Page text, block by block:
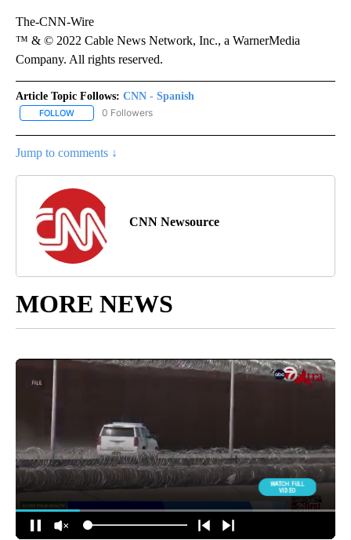
The-CNN-Wire
™ & © 2022 Cable News Network, Inc., a WarnerMedia
Company. All rights reserved.
Article Topic Follows: CNN - Spanish
FOLLOW FOLLOW "CNN - SPANISH" TO RECEIVE NOTIFICATIONS ABOUT
0 Followers
Jump to comments ↓
CNN Newsource
MORE NEWS